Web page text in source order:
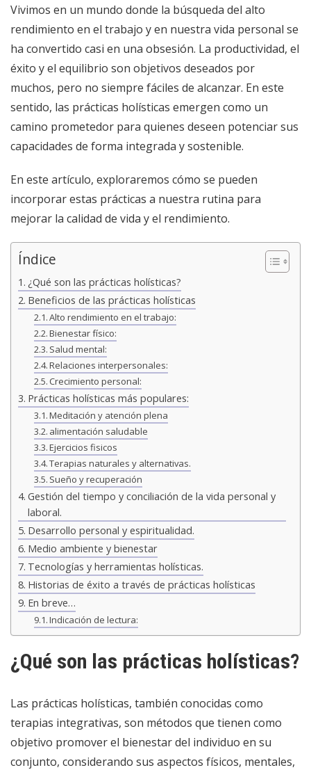
Vivimos en un mundo donde la búsqueda del alto
rendimiento en el trabajo y en nuestra vida personal se
ha convertido casi en una obsesión. La productividad, el
éxito y el equilibrio son objetivos deseados por
muchos, pero no siempre fáciles de alcanzar. En este
sentido, las prácticas holísticas emergen como un
camino prometedor para quienes deseen potenciar sus
capacidades de forma integrada y sostenible.
En este artículo, exploraremos cómo se pueden
incorporar estas prácticas a nuestra rutina para
mejorar la calidad de vida y el rendimiento.
Índice
¿Qué son las prácticas holísticas?
Beneficios de las prácticas holísticas
Alto rendimiento en el trabajo:
Bienestar físico:
Salud mental:
Relaciones interpersonales:
Crecimiento personal:
Prácticas holísticas más populares:
Meditación y atención plena
alimentación saludable
Ejercicios fisicos
Terapias naturales y alternativas.
Sueño y recuperación
Gestión del tiempo y conciliación de la vida personal y
laboral.
Desarrollo personal y espiritualidad.
Medio ambiente y bienestar
Tecnologías y herramientas holísticas.
Historias de éxito a través de prácticas holísticas
En breve…
Indicación de lectura:
¿Qué son las prácticas holísticas?
Las prácticas holísticas, también conocidas como
terapias integrativas, son métodos que tienen como
objetivo promover el bienestar del individuo en su
conjunto, considerando sus aspectos físicos, mentales,